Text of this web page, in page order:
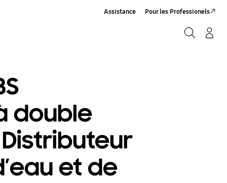
Assistance Pour les Professionels
double
et de